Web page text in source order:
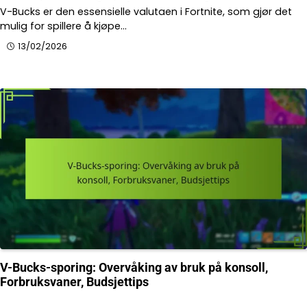
V-Bucks er den essensielle valutaen i Fortnite, som gjør det
mulig for spillere å kjøpe…
13/02/2026
V-Bucks-sporing: Overvåking av bruk på konsoll,
Forbruksvaner, Budsjettips